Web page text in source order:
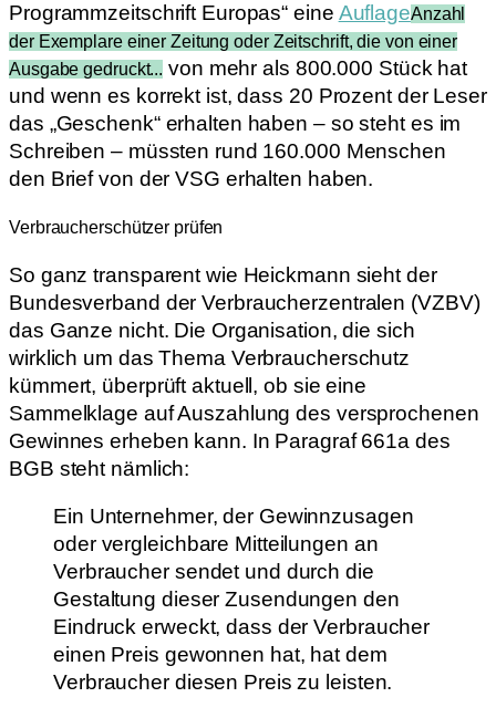
Programmzeitschrift Europas“ eine AuflageAnzahl
der Exemplare einer Zeitung oder Zeitschrift, die von einer
Ausgabe gedruckt... von mehr als 800.000 Stück hat
und wenn es korrekt ist, dass 20 Prozent der Leser
das „Geschenk“ erhalten haben – so steht es im
Schreiben – müssten rund 160.000 Menschen
den Brief von der VSG erhalten haben.
Verbraucherschützer prüfen
So ganz transparent wie Heickmann sieht der
Bundesverband der Verbraucherzentralen (VZBV)
das Ganze nicht. Die Organisation, die sich
wirklich um das Thema Verbraucherschutz
kümmert, überprüft aktuell, ob sie eine
Sammelklage auf Auszahlung des versprochenen
Gewinnes erheben kann. In Paragraf 661a des
BGB steht nämlich:
Ein Unternehmer, der Gewinnzusagen
oder vergleichbare Mitteilungen an
Verbraucher sendet und durch die
Gestaltung dieser Zusendungen den
Eindruck erweckt, dass der Verbraucher
einen Preis gewonnen hat, hat dem
Verbraucher diesen Preis zu leisten.